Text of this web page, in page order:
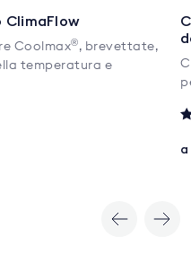
Coolmax®, brevettate,
temperatura e